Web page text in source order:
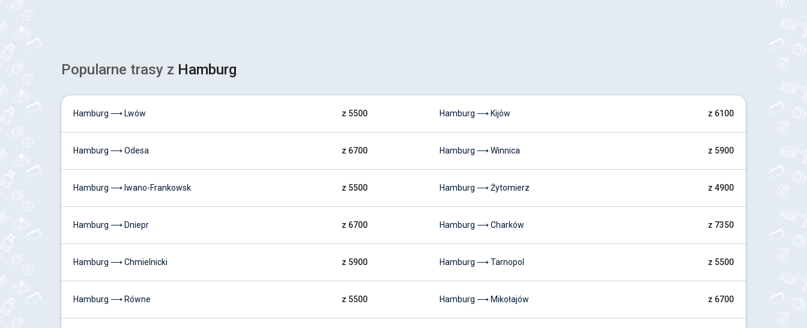
Popularne trasy z Hamburg
Hamburg ⟶ Lwów z 5500
Hamburg ⟶ Odesa z 6700
Hamburg ⟶ Iwano-Frankowsk z 5500
Hamburg ⟶ Dniepr z 6700
Hamburg ⟶ Chmielnicki z 5900
Hamburg ⟶ Równe z 5500
Hamburg ⟶ Kijów z 6100
Hamburg ⟶ Winnica z 5900
Hamburg ⟶ Żytomierz z 4900
Hamburg ⟶ Charków z 7350
Hamburg ⟶ Tarnopol z 5500
Hamburg ⟶ Mikołajów z 6700